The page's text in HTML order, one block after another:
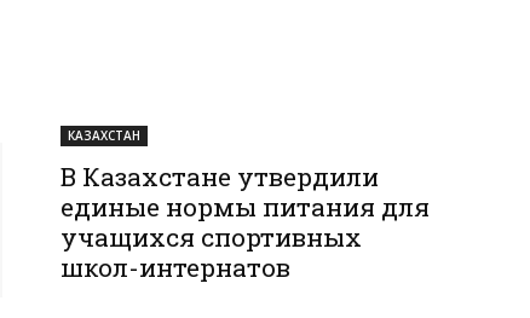
КАЗАХСТАН
В Казахстане утвердили
единые нормы питания для
учащихся спортивных
школ-интернатов